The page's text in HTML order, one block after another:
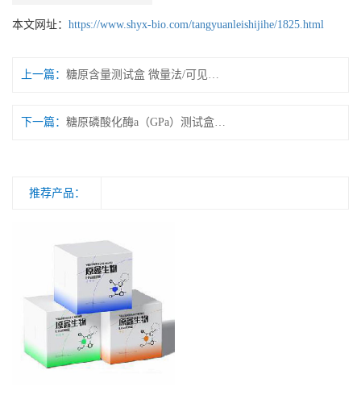
本文网址： https://www.shyx-bio.com/tangyuanleishijihe/1825.html
上一篇：
下一篇：
推荐产品：